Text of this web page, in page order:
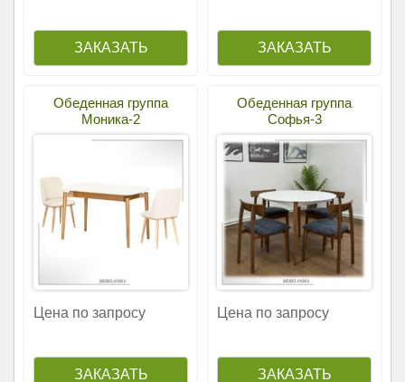
Обеденная группа
Моника-2
Цена по запросу
Обеденная группа
Софья-3
Цена по запросу